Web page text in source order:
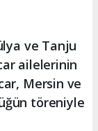
ve Tanju
ailelerinin
Mersin ve
töreniyle